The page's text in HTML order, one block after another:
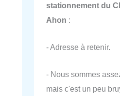
stationnement du
Ahon :
- Adresse à retenir.
- Nous sommes
mais c'est un peu